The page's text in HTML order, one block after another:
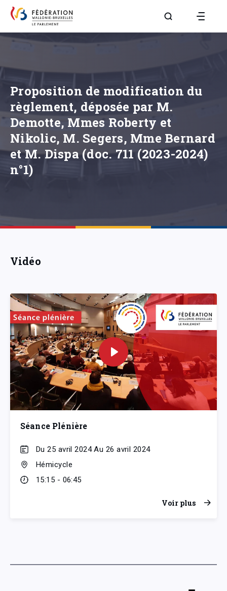
Aller à la page
Proposition de modification du
règlement, déposée par M.
Demotte, Mmes Roberty et
Nikolic, M. Segers, Mme Bernard
et M. Dispa (doc. 711 (2023-2024)
n°1)
Vidéo
Séance Plénière
Du 25 avril 2024 Au 26 avril 2024
Hémicycle
15:15 - 06:45
Voir plus